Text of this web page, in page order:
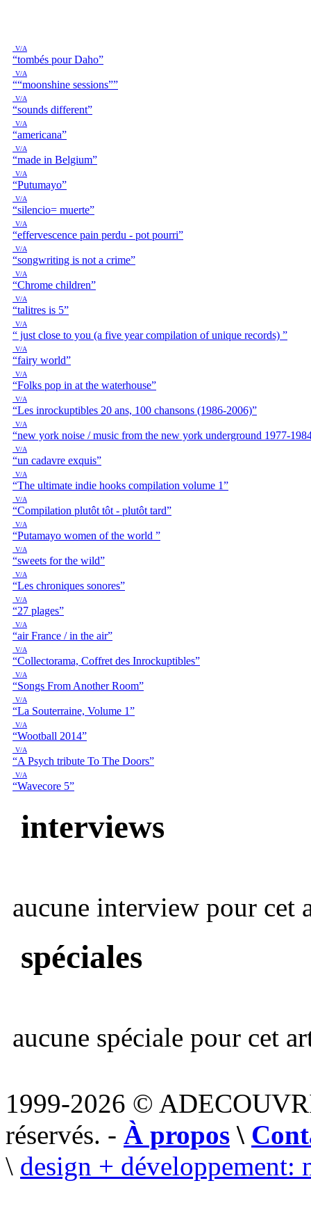
V/A
“tombés pour Daho”
V/A
““moonshine sessions””
V/A
“sounds different”
V/A
“americana”
V/A
“made in Belgium”
V/A
“Putumayo”
V/A
“silencio= muerte”
V/A
“effervescence pain perdu - pot pourri”
V/A
“songwriting is not a crime”
V/A
“Chrome children”
V/A
“talitres is 5”
V/A
“ just close to you (a five year compilation of unique records) ”
V/A
“fairy world”
V/A
“Folks pop in at the waterhouse”
V/A
“Les inrockuptibles 20 ans, 100 chansons (1986-2006)”
V/A
“new york noise / music from the new york underground 1977-
V/A
“un cadavre exquis”
V/A
“The ultimate indie hooks compilation volume 1”
V/A
“Compilation plutôt tôt - plutôt tard”
V/A
“Putamayo women of the world ”
V/A
“sweets for the wild”
V/A
“Les chroniques sonores”
V/A
“27 plages”
V/A
“air France / in the air”
V/A
“Collectorama, Coffret des Inrockuptibles”
V/A
“Songs From Another Room”
V/A
“La Souterraine, Volume 1”
V/A
“Wootball 2014”
V/A
“A Psych tribute To The Doors”
V/A
“Wavecore 5”
interviews
aucune interview pour cet
spéciales
aucune spéciale pour cet
1999-2026 ©
réservés. - À propos \
\ design + développement: